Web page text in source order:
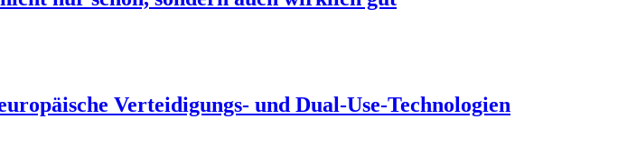
Verteidigungs- und Dual-Use-Technologien